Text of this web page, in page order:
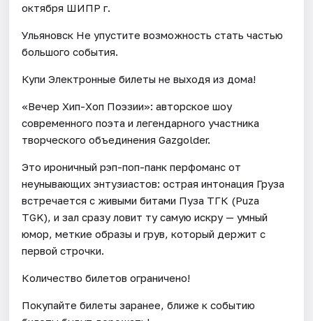
октября ШИПР г.
Ульяновск Не упустите возможность стать частью
большого события.
Купи Электронные билеты не выходя из дома!
«Вечер Хип-Хоп Поэзии»: авторское шоу
современного поэта и легендарного участника
творческого объединения Gazgolder.
Это ироничный рэп-поп-панк перфоманс от
неунывающих энтузиастов: острая интонация Груза
встречается с живыми битами Пуза ТГК (Puza
TGK), и зал сразу ловит ту самую искру — умный
юмор, меткие образы и грув, который держит с
первой строчки.
Количество билетов ограничено!
Покупайте билеты заранее, ближе к событию